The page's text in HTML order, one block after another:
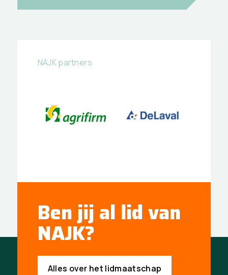
NAJK partners
Ben jij al lid van
NAJK?
Alles over het lidmaatschap